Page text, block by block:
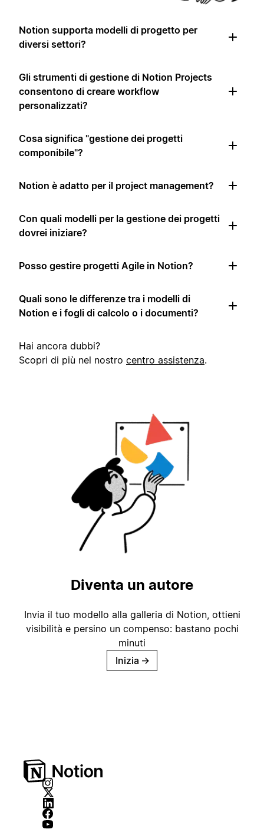
Notion supporta modelli di progetto per
diversi settori?
Gli strumenti di gestione di Notion Projects
consentono di creare workflow
personalizzati?
Cosa significa "gestione dei progetti
componibile"?
Notion è adatto per il project management?
Con quali modelli per la gestione dei progetti
dovrei iniziare?
Posso gestire progetti Agile in Notion?
Quali sono le differenze tra i modelli di
Notion e i fogli di calcolo o i documenti?
Hai ancora dubbi?
Scopri di più nel nostro centro assistenza.
Diventa un autore
Invia il tuo modello alla galleria di Notion, ottieni
visibilità e persino un compenso: bastano pochi
minuti
Inizia →